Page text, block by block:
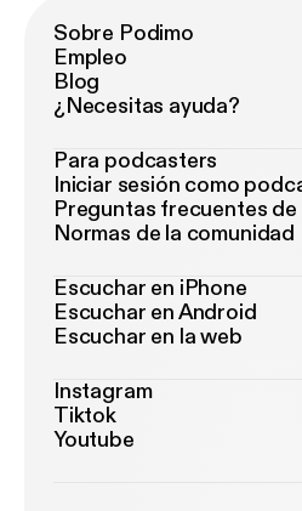
Sobre Podimo
Empleo
Blog
¿Necesitas ayuda?
Para podcasters
Iniciar sesión como
Preguntas frecuentes
Normas de la comunidad
Escuchar en iPhone
Escuchar en Android
Escuchar en la web
Instagram
Tiktok
Youtube